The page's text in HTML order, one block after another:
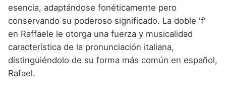
esencia, adaptándose fonéticamente pero
conservando su poderoso significado. La doble 'f'
en Raffaele le otorga una fuerza y musicalidad
característica de la pronunciación italiana,
distinguiéndolo de su forma más común en español,
Rafael.